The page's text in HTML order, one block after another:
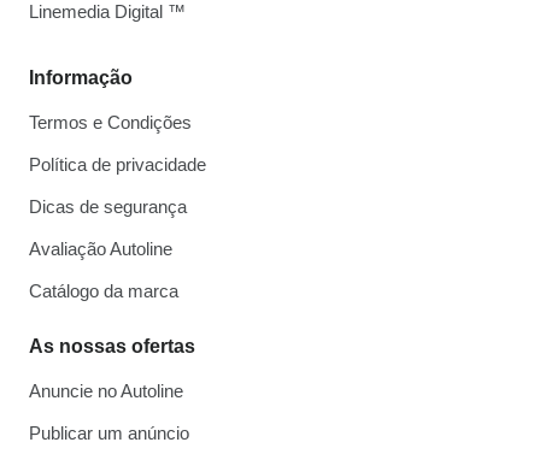
Informação
Termos e Condições
Política de privacidade
Dicas de segurança
Avaliação Autoline
Catálogo da marca
As nossas ofertas
Anuncie no Autoline
Publicar um anúncio
Linemedia Digital ™